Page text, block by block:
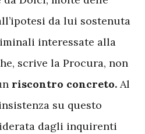
da lui sostenuta
interessate alla
scrive la Procura, non
riscontro concreto. Al
su questo
dagli inquirenti